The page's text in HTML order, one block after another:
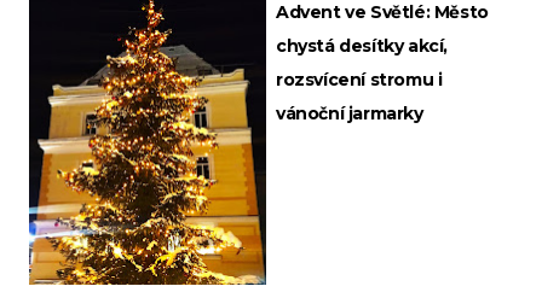
Advent ve Světlé: Město
chystá desítky akcí,
rozsvícení stromu i
vánoční jarmarky